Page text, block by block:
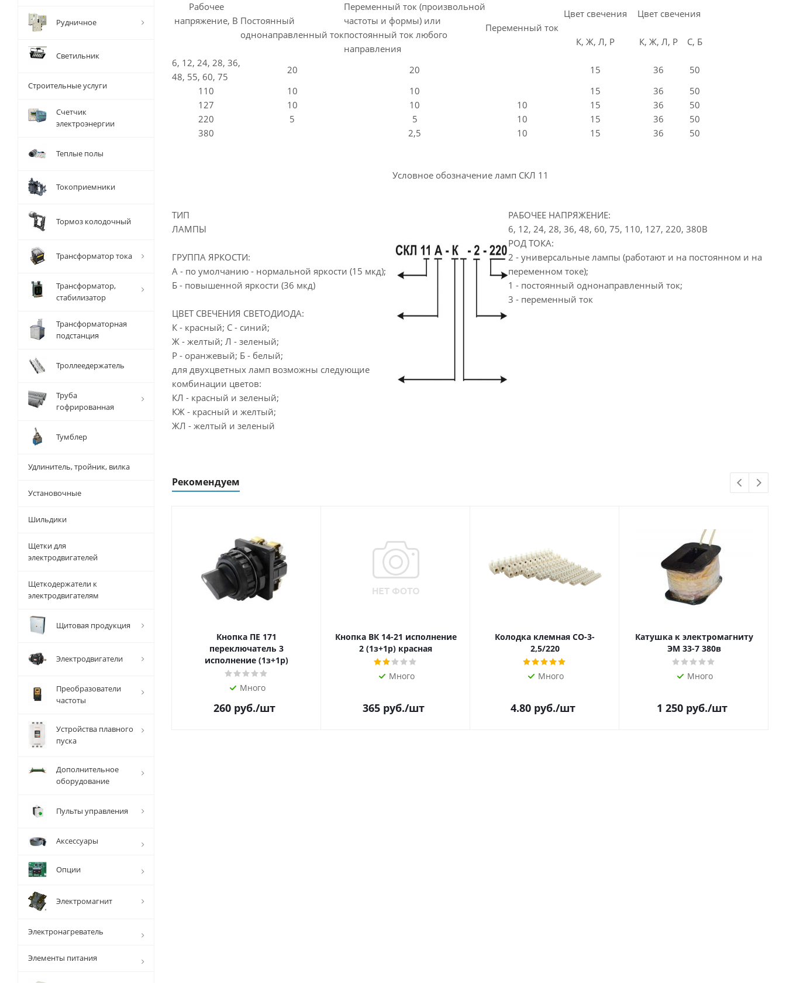
Рабочее
напряжение, В Постоянный
однонаправленный ток
Переменный ток (произвольной
частоты и формы) или
постоянный ток любого
направления
Переменный ток
Цвет свечения Цвет свечения
К, Ж, Л, Р К, Ж, Л, Р
С, Б
6, 12, 24, 28, 36,
48, 55, 60, 75
20 20 15 36
50
110
10 10 15 36
50
127
10 10 10 15 36
50
220
5 5 10 15 36
50
380
2,5 10 15 36 50
Условное обозначение ламп СКЛ 11
ТИП
ЛАМПЫ
РАБОЧЕЕ НАПРЯЖЕНИЕ:
6, 12, 24, 28, 36, 48, 60, 75, 110, 127, 220, 380В
ГРУППА ЯРКОСТИ:
А - по умолчанию - нормальной яркости (15 мкд);
Б - повышенной яркости (36 мкд)
РОД ТОКА:
2 - универсальные лампы (работают и на постоянном и на
переменном токе);
1 - постоянный однонаправленный ток;
3 - переменный ток
ЦВЕТ СВЕЧЕНИЯ СВЕТОДИОДА:
К - красный; С - синий;
Ж - желтый; Л - зеленый;
Р - оранжевый; Б - белый;
для двухцветных ламп возможны следующие
комбинации цветов:
КЛ - красный и зеленый;
КЖ - красный и желтый;
ЖЛ - желтый и зеленый
Рекомендуем
Кнопка ПЕ 171
переключатель 3
исполнение (1з+1р)
Много
260 руб./шт
Кнопка ВК 14-21 исполнение
2 (1з+1р) красная
Много
365 руб./шт
Колодка клемная СО-3-
2,5/220
Много
4.80руб./шт
Катушка к электромагниту
ЭМ 33-7 380в
Много
1 250руб./шт
Рудничное
Светильник
Строительные услуги
Счетчик
электроэнергии
Теплые полы
Токоприемники
Тормоз колодочный
Трансформатор тока
Трансформатор,
стабилизатор
Трансформаторная
подстанция
Троллеедержатель
Труба
гофрированная
Тумблер
Удлинитель, тройник, вилка
Установочные
Шильдики
Щетки для
электродвигателей
Щеткодержатели к
электродвигателям
Щитовая продукция
Электродвигатели
Преобразователи
частоты
Устройства плавного
пуска
Дополнительное
оборудование
Пульты управления
Аксессуары
Опции
Электромагнит
Электронагреватель
Элементы питания